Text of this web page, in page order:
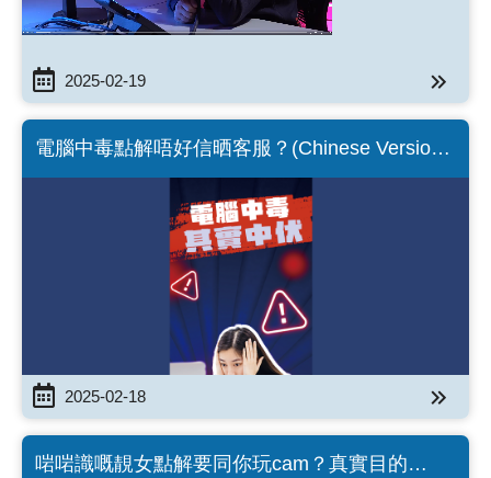
2025-02-19
電腦中毒點解唔好信晒客服？(Chinese Version
only)
2025-02-18
啱啱識嘅靚女點解要同你玩cam？真實目的